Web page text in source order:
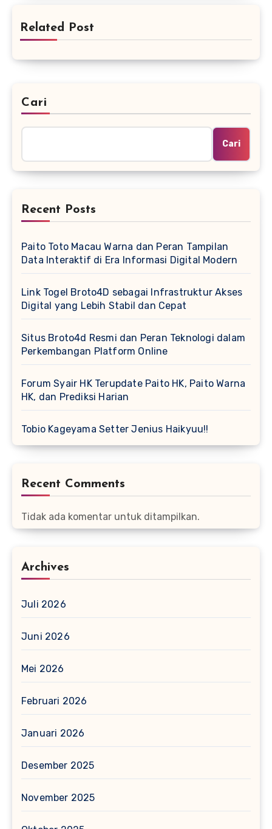
Related Post
Cari
Cari
Recent Posts
Paito Toto Macau Warna dan Peran Tampilan
Data Interaktif di Era Informasi Digital Modern
Link Togel Broto4D sebagai Infrastruktur Akses
Digital yang Lebih Stabil dan Cepat
Situs Broto4d Resmi dan Peran Teknologi dalam
Perkembangan Platform Online
Forum Syair HK Terupdate Paito HK, Paito Warna
HK, dan Prediksi Harian
Tobio Kageyama Setter Jenius Haikyuu!!
Recent Comments
Tidak ada komentar untuk ditampilkan.
Archives
Juli 2026
Juni 2026
Mei 2026
Februari 2026
Januari 2026
Desember 2025
November 2025